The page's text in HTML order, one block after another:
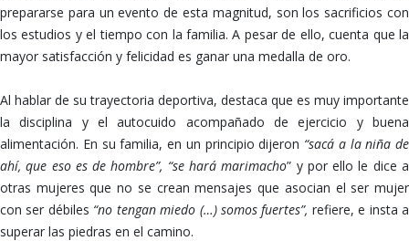
prepararse para un evento de esta magnitud, son los sacrificios con
los estudios y el tiempo con la familia. A pesar de ello, cuenta que la
mayor satisfacción y felicidad es ganar una medalla de oro.
Al hablar de su trayectoria deportiva, destaca que es muy importante
la disciplina y el autocuido acompañado de ejercicio y buena
alimentación. En su familia, en un principio dijeron “sacá a la niña de
ahí, que eso es de hombre”, “se hará marimacho” y por ello le dice a
otras mujeres que no se crean mensajes que asocian el ser mujer
con ser débiles “no tengan miedo (…) somos fuertes”, refiere, e insta a
superar las piedras en el camino.